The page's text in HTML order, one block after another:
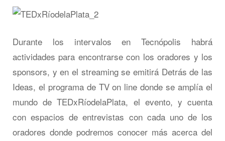
Durante los intervalos en Tecnópolis habrá
actividades para encontrarse con los oradores y los
sponsors, y en el streaming se emitirá Detrás de las
Ideas, el programa de TV on line donde se amplía el
mundo de TEDxRíodelaPlata, el evento, y cuenta
con espacios de entrevistas con cada uno de los
oradores donde podremos conocer más acerca del